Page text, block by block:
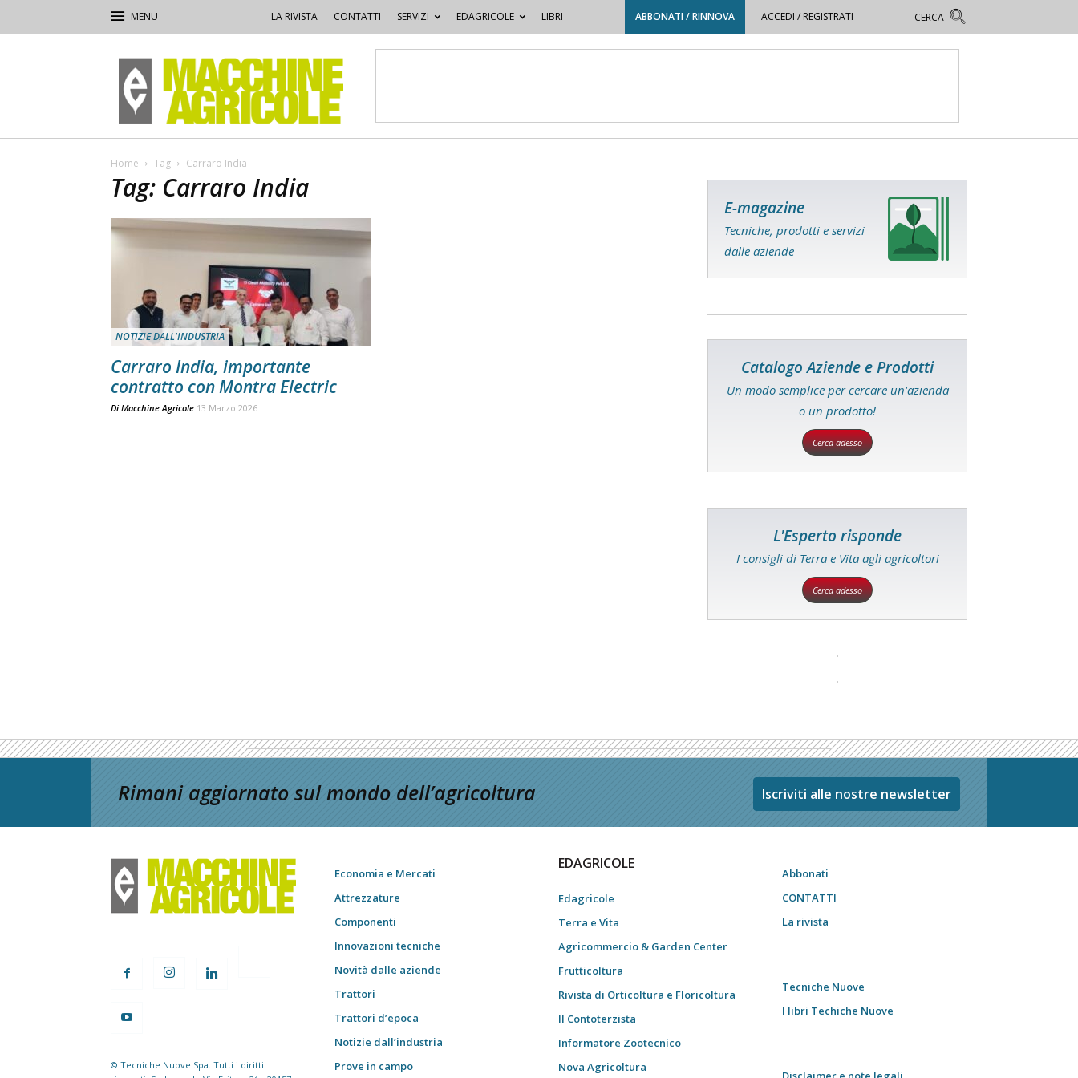
LA RIVISTA CONTATTI SERVIZI EDAGRICOLE LIBRI ABBONATI / RINNOVA ACCEDI / REGISTRATI
Macchine
Agricole
Home Tag Carraro India
Tag: Carraro India
NOTIZIE DALL'INDUSTRIA
Carraro India, importante
contratto con Montra Electric
Di Macchine Agricole 13 Marzo 2026
E-magazine
Tecniche, prodotti e servizi
dalle aziende
Catalogo Aziende e Prodotti
Un modo semplice per cercare un'azienda
o un prodotto!
Cerca adesso
L'Esperto risponde
I consigli di Terra e Vita agli agricoltori
Cerca adesso
Rimani aggiornato sul mondo dell’agricoltura Iscriviti alle nostre newsletter
© Tecniche Nuove Spa. Tutti i diritti
Economia e Mercati
Attrezzature
Componenti
Innovazioni tecniche
Novità dalle aziende
Trattori
Trattori d’epoca
Notizie dall’industria
Prove in campo
EDAGRICOLE
Edagricole
Terra e Vita
Agricommercio & Garden Center
Frutticoltura
Rivista di Orticoltura e Floricoltura
Il Contoterzista
Informatore Zootecnico
Nova Agricoltura
Abbonati
CONTATTI
La rivista
Tecniche Nuove
I libri Techiche Nuove